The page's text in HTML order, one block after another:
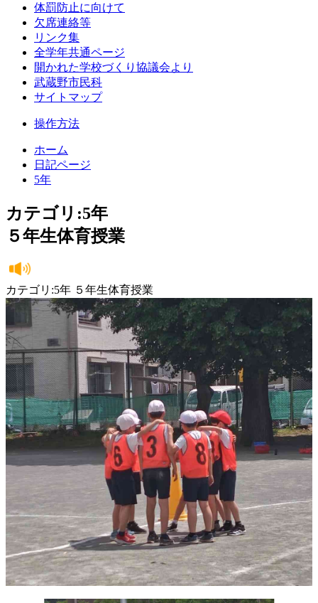
体罰防止に向けて
欠席連絡等
リンク集
全学年共通ページ
開かれた学校づくり協議会より
武蔵野市民科
サイトマップ
操作方法
ホーム
日記ページ
5年
カテゴリ:5年
５年生体育授業
カテゴリ:5年 ５年生体育授業